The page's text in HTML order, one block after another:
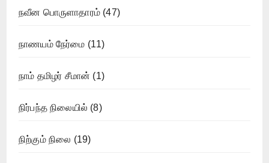
நவீன பொருளாதாரம் (47)
நாணயம் நேர்மை (11)
நாம் தமிழர் சீமான் (1)
நிர்பந்த நிலையில் (8)
நிற்கும் நிலை (19)